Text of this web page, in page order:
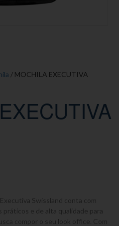
/ MOCHILA EXECUTIVA
Swissland conta com
práticos e de alta qualidade para
compor o seu look office. Com